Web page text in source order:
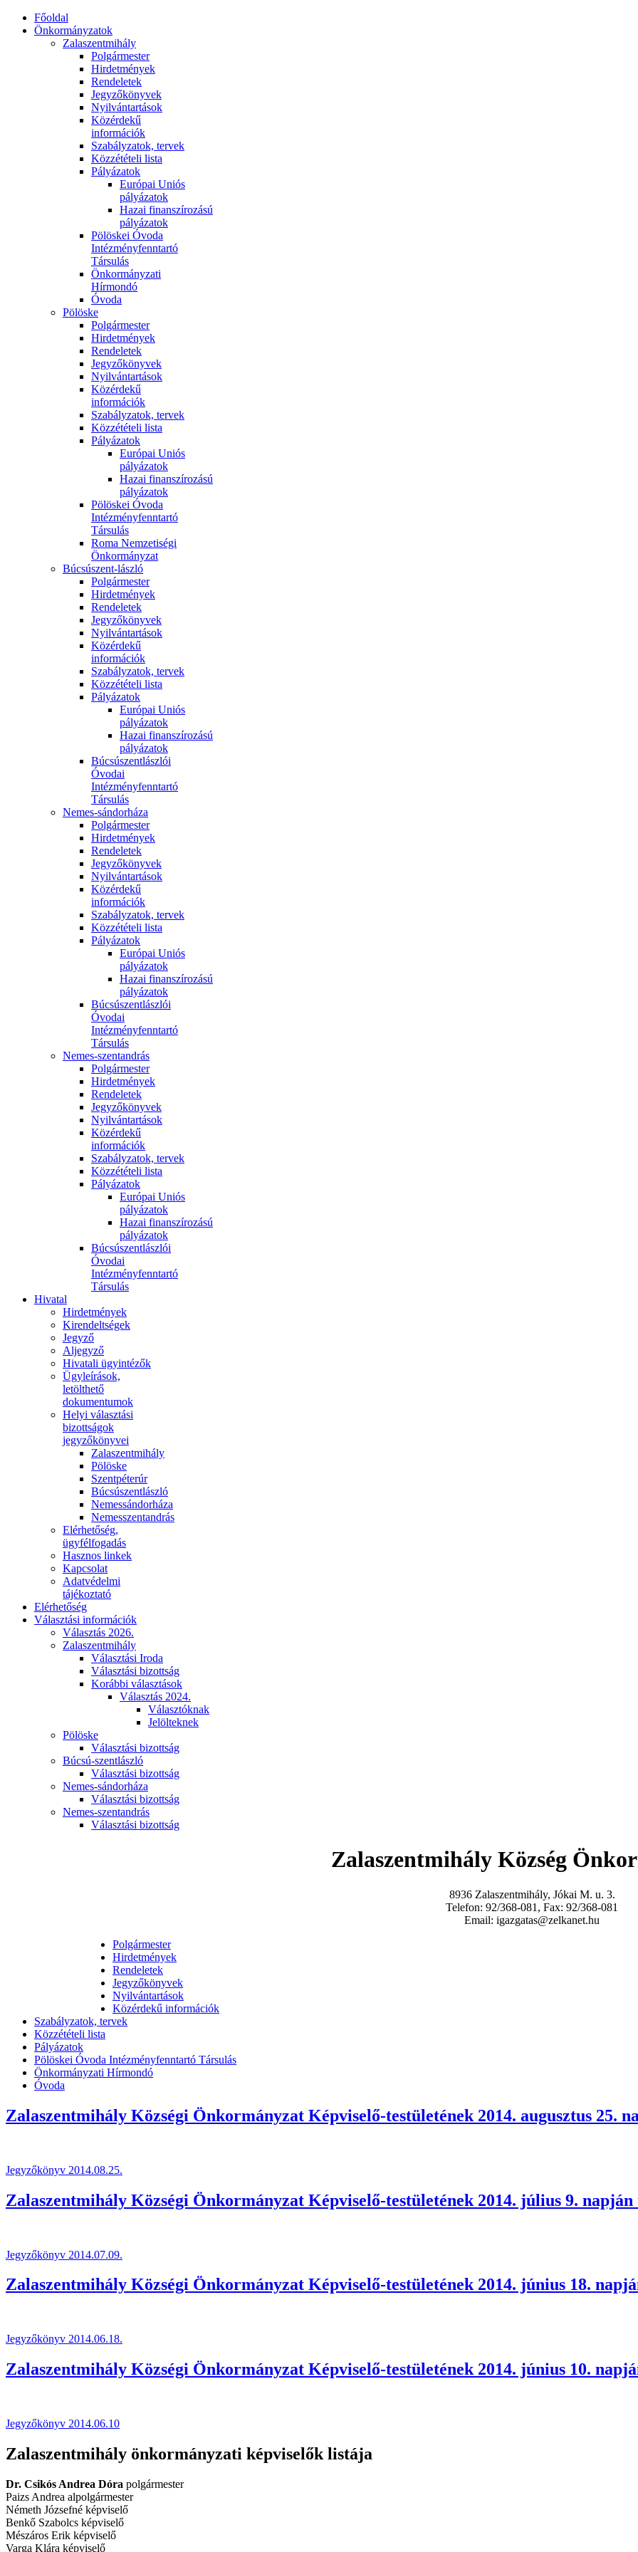
Főoldal
Önkormányzatok
Zalaszentmihály
Polgármester
Hirdetmények
Rendeletek
Jegyzőkönyvek
Nyilvántartások
Közérdekű
információk
Szabályzatok, tervek
Közzétételi lista
Pályázatok
Európai Uniós
pályázatok
Hazai finanszírozású
pályázatok
Pölöskei Óvoda
Intézményfenntartó
Társulás
Önkormányzati
Hírmondó
Óvoda
Pölöske
Polgármester
Hirdetmények
Rendeletek
Jegyzőkönyvek
Nyilvántartások
Közérdekű
információk
Szabályzatok, tervek
Közzétételi lista
Pályázatok
Európai Uniós
pályázatok
Hazai finanszírozású
pályázatok
Pölöskei Óvoda
Intézményfenntartó
Társulás
Roma Nemzetiségi
Önkormányzat
Búcsúszent-lászló
Polgármester
Hirdetmények
Rendeletek
Jegyzőkönyvek
Nyilvántartások
Közérdekű
információk
Szabályzatok, tervek
Közzétételi lista
Pályázatok
Európai Uniós
pályázatok
Hazai finanszírozású
pályázatok
Búcsúszentlászlói
Óvodai
Intézményfenntartó
Társulás
Nemes-sándorháza
Polgármester
Hirdetmények
Rendeletek
Jegyzőkönyvek
Nyilvántartások
Közérdekű
információk
Szabályzatok, tervek
Közzétételi lista
Pályázatok
Európai Uniós
pályázatok
Hazai finanszírozású
pályázatok
Búcsúszentlászlói
Óvodai
Intézményfenntartó
Társulás
Nemes-szentandrás
Polgármester
Hirdetmények
Rendeletek
Jegyzőkönyvek
Nyilvántartások
Közérdekű
információk
Szabályzatok, tervek
Közzétételi lista
Pályázatok
Európai Uniós
pályázatok
Hazai finanszírozású
pályázatok
Búcsúszentlászlói
Óvodai
Intézményfenntartó
Társulás
Hivatal
Hirdetmények
Kirendeltségek
Jegyző
Aljegyző
Hivatali ügyintézők
Ügyleírások,
letölthető
dokumentumok
Helyi választási
bizottságok
jegyzőkönyvei
Zalaszentmihály
Pölöske
Szentpéterúr
Búcsúszentlászló
Nemessándorháza
Nemesszentandrás
Elérhetőség,
ügyfélfogadás
Hasznos linkek
Kapcsolat
Adatvédelmi
tájékoztató
Elérhetőség
Választási információk
Választás 2026.
Zalaszentmihály
Választási Iroda
Választási bizottság
Korábbi választások
Választás 2024.
Választóknak
Jelölteknek
Pölöske
Választási bizottság
Búcsú-szentlászló
Választási bizottság
Nemes-sándorháza
Választási bizottság
Nemes-szentandrás
Választási bizottság
Zalaszentmihály Község
8936 Zalaszentmihály, Jókai M. u. 3.
Telefon: 92/368-081, Fax: 92/368-081
Email: igazgatas@zelkanet.hu
Polgármester
Hirdetmények
Rendeletek
Jegyzőkönyvek
Nyilvántartások
Közérdekű információk
Szabályzatok, tervek
Közzétételi lista
Pályázatok
Pölöskei Óvoda Intézményfenntartó Társulás
Önkormányzati Hírmondó
Óvoda
Zalaszentmihály Községi Önkormányzat Képviselő-testületének 2014. augusztus 25.
Jegyzőkönyv 2014.08.25.
Zalaszentmihály Községi Önkormányzat Képviselő-testületének 2014. július 9.
Jegyzőkönyv 2014.07.09.
Zalaszentmihály Községi Önkormányzat Képviselő-testületének 2014. június 18.
Jegyzőkönyv 2014.06.18.
Zalaszentmihály Községi Önkormányzat Képviselő-testületének 2014. június 10.
Jegyzőkönyv 2014.06.10
Zalaszentmihály önkormányzati képviselők listája
Dr. Csikós Andrea Dóra polgármester
Paizs Andrea alpolgármester
Németh Józsefné képviselő
Benkő Szabolcs képviselő
Mészáros Erik képviselő
Varga Klára képviselő